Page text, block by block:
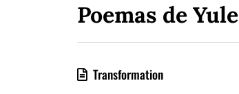
Poemas de
Transformation